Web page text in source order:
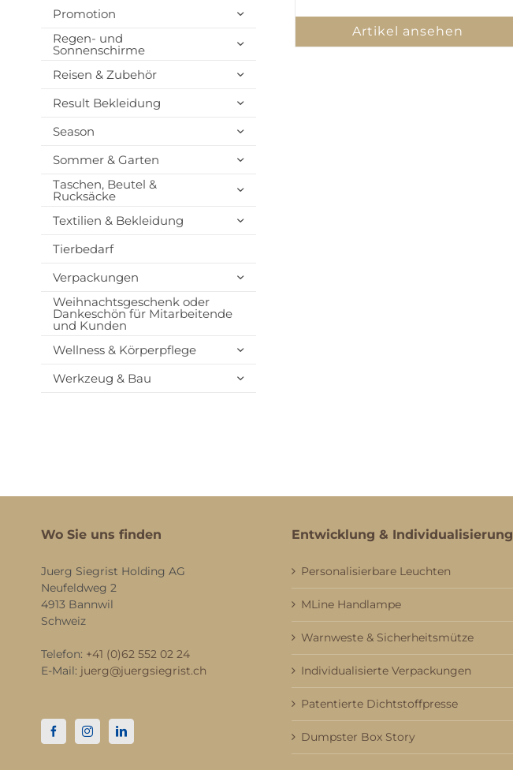
Promotion
Regen- und
Sonnenschirme
Reisen & Zubehör
Result Bekleidung
Season
Sommer & Garten
Taschen, Beutel &
Rucksäcke
Textilien & Bekleidung
Tierbedarf
Verpackungen
Weihnachtsgeschenk oder
Dankeschön für Mitarbeitende
und Kunden
Wellness & Körperpflege
Werkzeug & Bau
Artikel ansehen
Wo Sie uns finden
Juerg Siegrist Holding AG
Neufeldweg 2
4913 Bannwil
Schweiz
Telefon: +41 (0)62 552 02 24
E-Mail: juerg@juergsiegrist.ch
Entwicklung & Individualisierung
Personalisierbare Leuchten
MLine Handlampe
Warnweste & Sicherheitsmütze
Individualisierte Verpackungen
Patentierte Dichtstoffpresse
Dumpster Box Story